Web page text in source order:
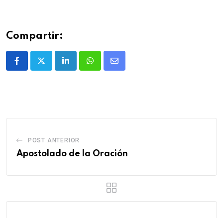
Compartir:
POST ANTERIOR
Apostolado de la Oración